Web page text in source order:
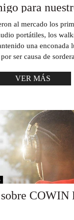
para
al mercado los
portátiles, los
una enconada
ser causa de
VER MÁS
COWIN